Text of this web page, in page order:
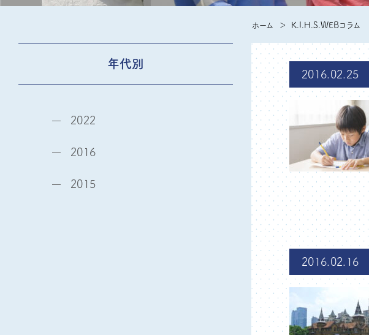
ホーム K.I.H.S.WEBコラム
2016.02.25
2016.02.16
年代別
2022
2016
2015